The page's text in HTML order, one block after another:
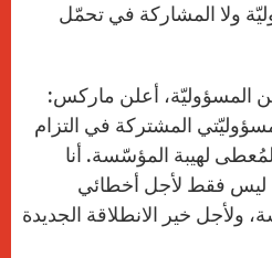
ولا المشاركة في تحمّل
المسؤوليّة، أعلن ماركس:
المشتركة في التزام
لهيبة المؤسّسة. أنا
ليس فقط لأجل أخطائي
ولأجل خير الانطلاقة الجديدة